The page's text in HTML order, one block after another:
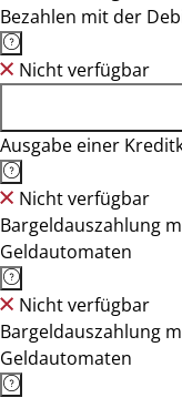
Bezahlen mit der
Nicht verfügbar
Ausgabe einer
Nicht verfügbar
Bargeldauszahlung
Geldautomaten
Nicht verfügbar
Bargeldauszahlung
Geldautomaten